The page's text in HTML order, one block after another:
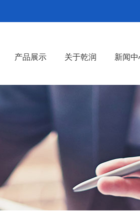
产品展示 关于乾润 新闻